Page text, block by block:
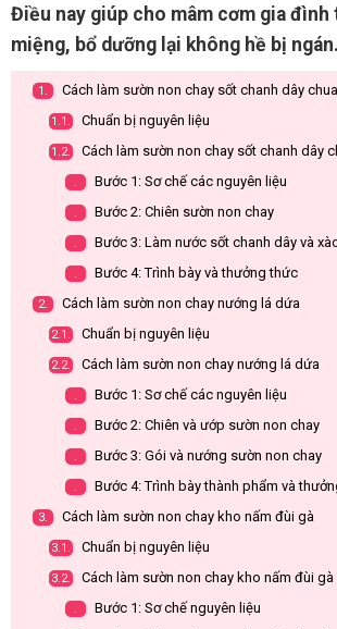
Điều nay giúp cho mâm cơm gia đình
miệng, bổ dưỡng lại không hề bị ngán.
1. Cách làm sườn non chay sốt chanh dây
1.1. Chuẩn bị nguyên liệu
1.2. Cách làm sườn non chay sốt chanh dây
. Bước 1: Sơ chế các nguyên liệu
. Bước 2: Chiên sườn non chay
. Bước 3: Làm nước sốt chanh dây và
. Bước 4: Trình bày và thưởng thức
2. Cách làm sườn non chay nướng lá dứa
2.1. Chuẩn bị nguyên liệu
2.2. Cách làm sườn non chay nướng lá dứa
. Bước 1: Sơ chế các nguyên liệu
. Bước 2: Chiên và ướp sườn non chay
. Bước 3: Gói và nướng sườn non chay
. Bước 4: Trình bày thành phẩm và
3. Cách làm sườn non chay kho nấm đùi gà
3.1. Chuẩn bị nguyên liệu
3.2. Cách làm sườn non chay kho nấm đùi gà
. Bước 1: Sơ chế nguyên liệu